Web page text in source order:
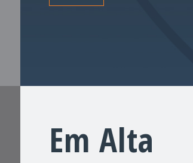
Em Alta